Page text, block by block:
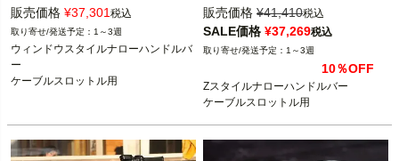
3OT：0601-5118
販売価格 ¥37,301 税込
1～3週
ウィンドウスタイルナローハンドルバ
ー
ケーブルスロットル用
3OT：0601-5126
販売価格 ¥41,410税込
SALE価格 ¥37,269税込
1～3週
10％OFF
Zスタイルナローハンドルバー
ケーブルスロットル用